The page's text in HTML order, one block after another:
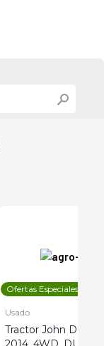
Ofertas Especiales
Usado
Tractor John Deere